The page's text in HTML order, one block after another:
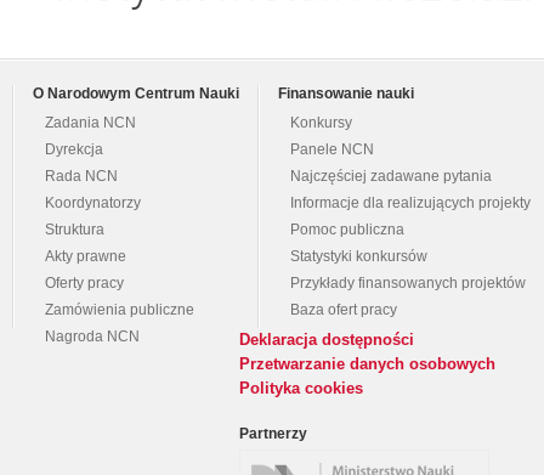
O Narodowym Centrum Nauki
Zadania NCN
Dyrekcja
Rada NCN
Koordynatorzy
Struktura
Akty prawne
Oferty pracy
Zamówienia publiczne
Nagroda NCN
Finansowanie nauki
Konkursy
Panele NCN
Najczęściej zadawane pytania
Informacje dla realizujących projekty
Pomoc publiczna
Statystyki konkursów
Przykłady finansowanych projektów
Baza ofert pracy
Deklaracja dostępności
Przetwarzanie danych osobowych
Polityka cookies
Partnerzy